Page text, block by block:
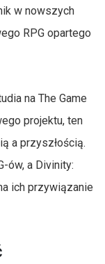
w nowszych
RPG opartego
na The Game
projektu, ten
a przyszłością.
ów, a Divinity:
ich przywiązanie